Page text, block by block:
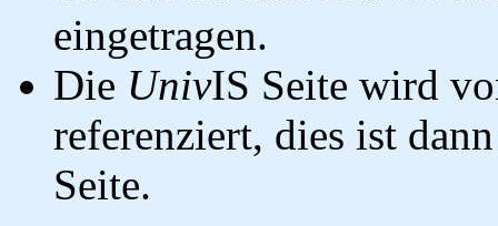
eingetragen.
Die UnivIS Seite wird
referenziert, dies ist
Seite.